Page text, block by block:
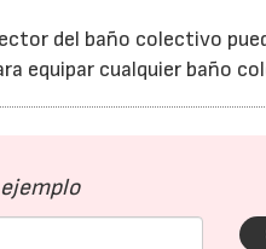
del baño colectivo
equipar cualquier baño